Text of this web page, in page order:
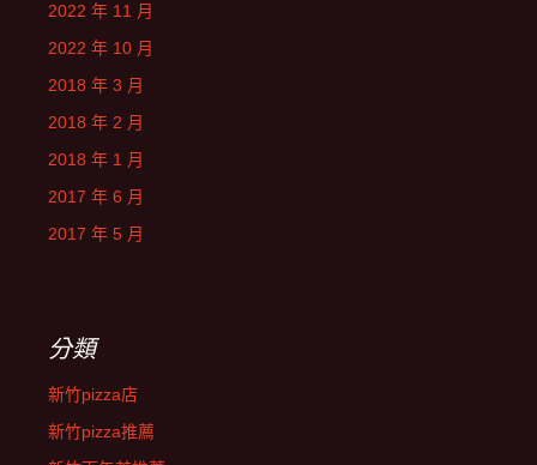
2022 年 11 月
2022 年 10 月
2018 年 3 月
2018 年 2 月
2018 年 1 月
2017 年 6 月
2017 年 5 月
分類
新竹pizza店
新竹pizza推薦